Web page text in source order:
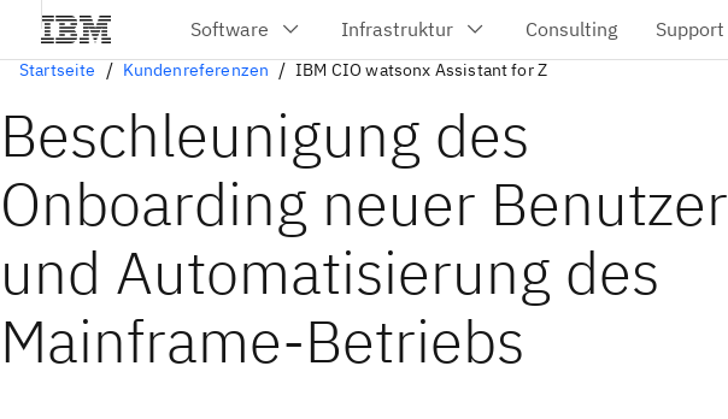
Startseite Kundenreferenzen IBM CIO watsonx Assistant for Z
Beschleunigung des
Onboarding neuer Benutzer
und Automatisierung des
Mainframe-Betriebs